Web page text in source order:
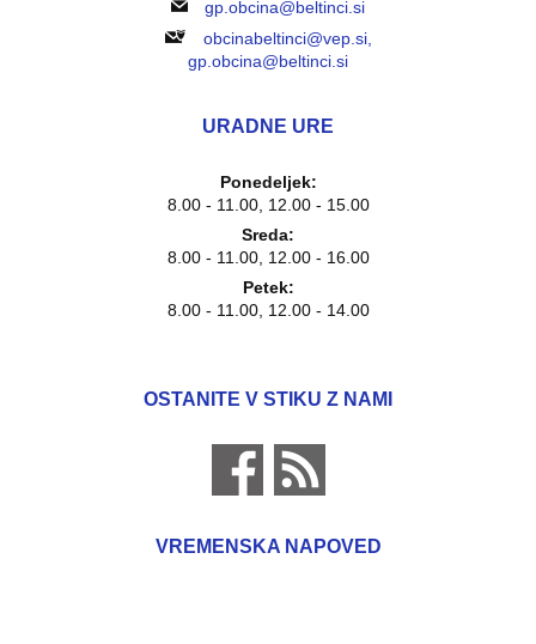
gp.obcina@beltinci.si
obcinabeltinci@vep.si,
gp.obcina@beltinci.si
URADNE URE
Ponedeljek:
8.00 - 11.00, 12.00 - 15.00
Sreda:
8.00 - 11.00, 12.00 - 16.00
Petek:
8.00 - 11.00, 12.00 - 14.00
OSTANITE V STIKU Z NAMI
VREMENSKA NAPOVED